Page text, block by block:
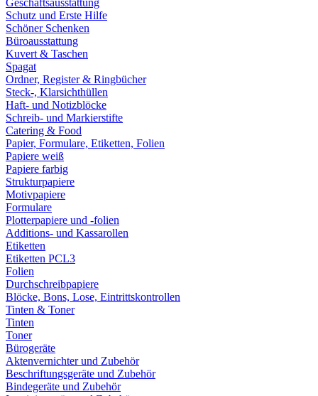
Geschäftsausstattung
Schutz und Erste Hilfe
Schöner Schenken
Büroausstattung
Kuvert & Taschen
Spagat
Ordner, Register & Ringbücher
Steck-, Klarsichthüllen
Haft- und Notizblöcke
Schreib- und Markierstifte
Catering & Food
Papier, Formulare, Etiketten, Folien
Papiere weiß
Papiere farbig
Strukturpapiere
Motivpapiere
Formulare
Plotterpapiere und -folien
Additions- und Kassarollen
Etiketten
Etiketten PCL3
Folien
Durchschreibpapiere
Blöcke, Bons, Lose, Eintrittskontrollen
Tinten & Toner
Tinten
Toner
Bürogeräte
Aktenvernichter und Zubehör
Beschriftungsgeräte und Zubehör
Bindegeräte und Zubehör